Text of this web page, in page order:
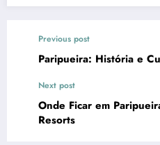
Previous post
Paripueira: História e
Next post
Onde Ficar em
Resorts